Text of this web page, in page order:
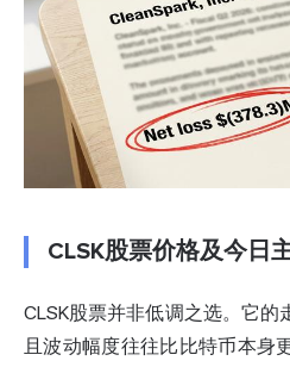
CLSK股票价格及今日
CLSK股票并非低调之选。它
且波动幅度往往比比特币本身